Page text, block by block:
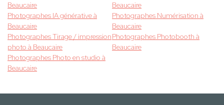
Beaucaire
Beaucaire
Photographes IA générative à
Beaucaire
Photographes Numérisation à
Beaucaire
Photographes Tirage / impression
photo à Beaucaire
Photographes Photobooth à
Beaucaire
Photographes Photo en studio à
Beaucaire